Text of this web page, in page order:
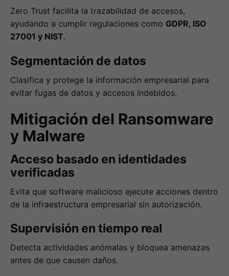
Zero Trust facilita la trazabilidad de accesos,
ayudando a cumplir regulaciones como GDPR, ISO
27001 y NIST.
Segmentación de datos
Clasifica y protege la información empresarial para
evitar fugas de datos y accesos indebidos.
Mitigación del Ransomware
y Malware
Acceso basado en identidades
verificadas
Evita que software malicioso ejecute acciones dentro
de la infraestructura empresarial sin autorización.
Supervisión en tiempo real
Detecta actividades anómalas y bloquea amenazas
antes de que causen daños.